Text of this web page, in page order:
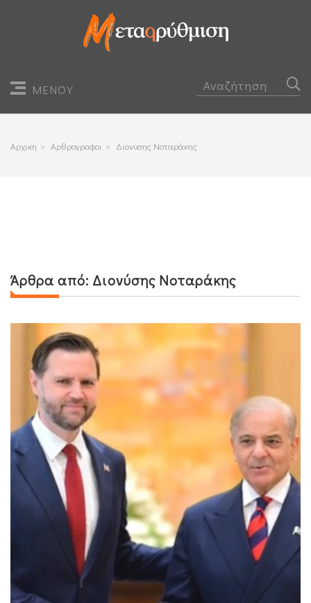
ΜΕΝΟΥ
Αρχικη > Αρθρογραφοι > Διονύσης Νοταράκης
Άρθρα από: Διονύσης Νοταράκης